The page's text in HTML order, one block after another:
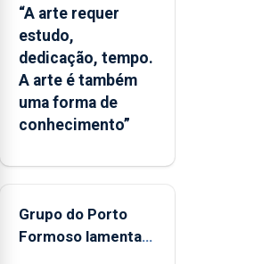
o
Oceano
seja
reconhecido
como
Domínio
nacional
“A arte requer
estudo,
dedicação, tempo.
A arte é também
uma forma de
conhecimento”
Grupo do Porto
Formoso lamenta